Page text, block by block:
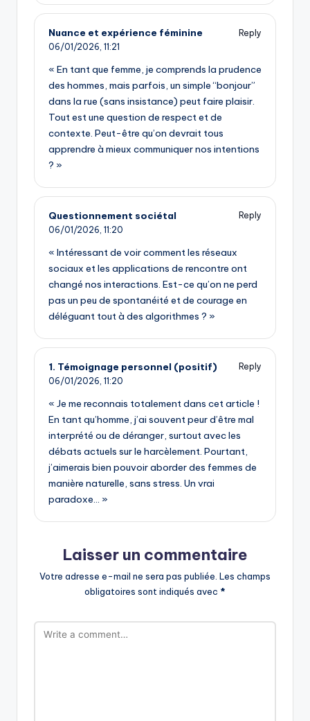
Nuance et expérience féminine
Reply
06/01/2026, 11:21
« En tant que femme, je comprends la prudence
des hommes, mais parfois, un simple “bonjour”
dans la rue (sans insistance) peut faire plaisir.
Tout est une question de respect et de
contexte. Peut-être qu’on devrait tous
apprendre à mieux communiquer nos intentions
? »
Questionnement sociétal
Reply
06/01/2026, 11:20
« Intéressant de voir comment les réseaux
sociaux et les applications de rencontre ont
changé nos interactions. Est-ce qu’on ne perd
pas un peu de spontanéité et de courage en
déléguant tout à des algorithmes ? »
1. Témoignage personnel (positif)
Reply
06/01/2026, 11:20
« Je me reconnais totalement dans cet article !
En tant qu’homme, j’ai souvent peur d’être mal
interprété ou de déranger, surtout avec les
débats actuels sur le harcèlement. Pourtant,
j’aimerais bien pouvoir aborder des femmes de
manière naturelle, sans stress. Un vrai
paradoxe… »
Laisser un commentaire
Votre adresse e-mail ne sera pas publiée. Les champs
obligatoires sont indiqués avec *